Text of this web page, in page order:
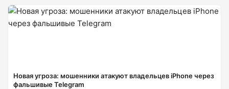
Новая угроза: мошенники атакуют владельцев iPhone через
фальшивые Telegram